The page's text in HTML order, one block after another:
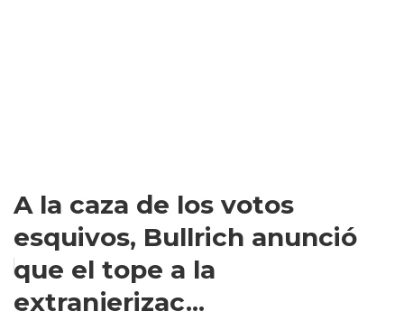
A la caza de los votos
esquivos, Bullrich anunció
que el tope a la
extranjerizac...